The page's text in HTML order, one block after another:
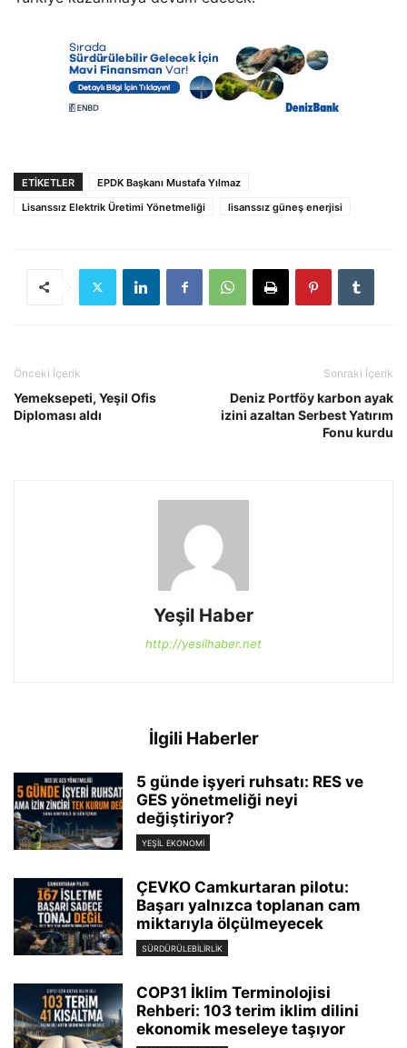
ETIKETLER
EPDK Başkanı Mustafa Yılmaz
Lisanssız Elektrik Üretimi Yönetmeliği
lisanssız güneş enerjisi
Önceki İçerik
Yemeksepeti, Yeşil Ofis
Diploması aldı
Sonraki İçerik
Deniz Portföy karbon ayak
izini azaltan Serbest Yatırım
Fonu kurdu
Yeşil Haber
http://yesilhaber.net
İlgili Haberler
5 günde işyeri ruhsatı: RES ve
GES yönetmeliği neyi
değiştiriyor?
YEŞIL EKONOMI
ÇEVKO Camkurtaran pilotu:
Başarı yalnızca toplanan cam
miktarıyla ölçülmeyecek
SÜRDÜRÜLEBILIRLIK
COP31 İklim Terminolojisi
Rehberi: 103 terim iklim dilini
ekonomik meseleye taşıyor